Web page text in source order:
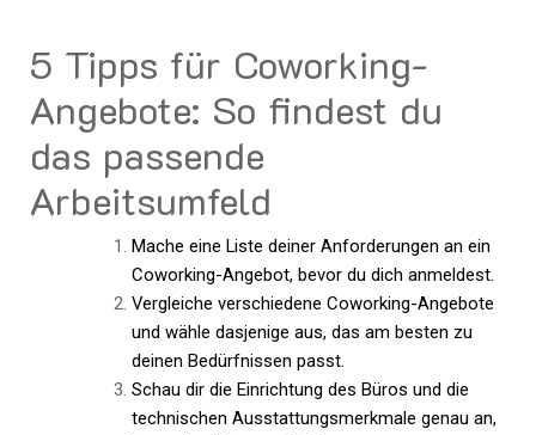
5 Tipps für Coworking-
Angebote: So findest du
das passende
Arbeitsumfeld
Mache eine Liste deiner Anforderungen an ein
Coworking-Angebot, bevor du dich anmeldest.
Vergleiche verschiedene Coworking-Angebote
und wähle dasjenige aus, das am besten zu
deinen Bedürfnissen passt.
Schau dir die Einrichtung des Büros und die
technischen Ausstattungsmerkmale genau an,